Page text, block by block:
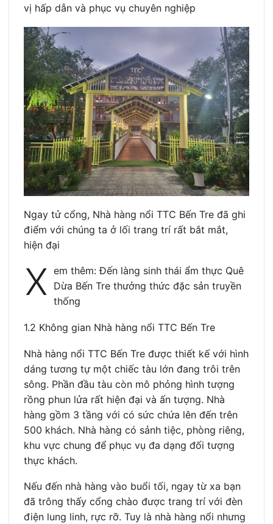
vị hấp dẫn và phục vụ chuyên nghiệp
Ngay tử cổng, Nhà hàng nổi TTC Bến Tre đã ghi
điểm với chúng ta ở lối trang trí rất bắt mắt,
hiện đại
X em thêm: Đến làng sinh thái ẩm thực Quê
Dừa Bến Tre thưởng thức đặc sản truyền
thống
1.2 Không gian Nhà hàng nổi TTC Bến Tre
Nhà hàng nổi TTC Bến Tre được thiết kế với hình
dáng tương tự một chiếc tàu lớn đang trôi trên
sông. Phần đầu tàu còn mô phỏng hình tượng
rồng phun lửa rất hiện đại và ấn tượng. Nhà
hàng gồm 3 tầng với có sức chứa lên đến trên
500 khách. Nhà hàng có sảnh tiệc, phòng riêng,
khu vực chung để phục vụ đa dạng đối tượng
thực khách.
Nếu đến nhà hàng vào buổi tối, ngay từ xa bạn
đã trông thấy cổng chào được trang trí với đèn
điện lung linh, rực rỡ. Tuy là nhà hàng nổi nhưng